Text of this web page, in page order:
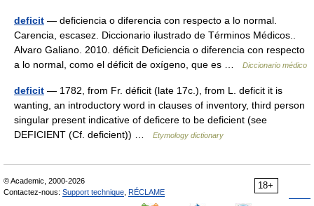
deficit — deficiencia o diferencia con respecto a lo normal.
Carencia, escasez. Diccionario ilustrado de Términos Médicos..
Alvaro Galiano. 2010. déficit Deficiencia o diferencia con respecto
a lo normal, como el déficit de oxígeno, que es …
Diccionario médico
deficit — 1782, from Fr. déficit (late 17c.), from L. deficit it is
wanting, an introductory word in clauses of inventory, third person
singular present indicative of deficere to be deficient (see
DEFICIENT (Cf. deficient)) …
Etymology dictionary
18+
© Academic, 2000-2026
Contactez-nous: Support technique RÉCLAME